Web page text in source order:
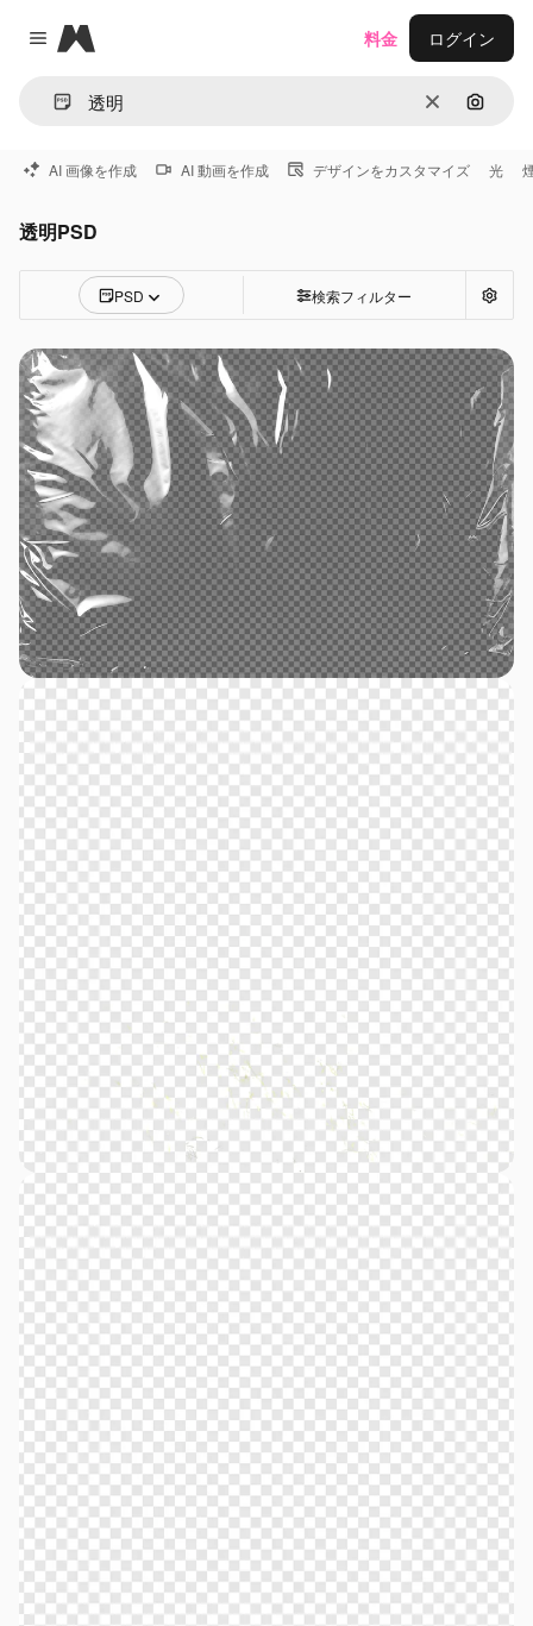
Close menu
Magnific
消去 画像で
料金 ログイン
AI 画像を作成 AI 動画を作成 デザインをカスタマイズ 光
透明PSD
PSD 検索フィルター